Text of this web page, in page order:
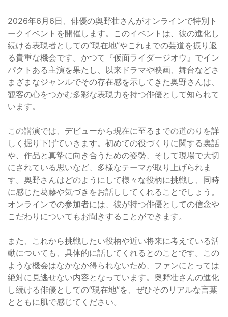
2026年6月6日、俳優の奥野壮さんがオンラインで特別ト
ークイベントを開催します。このイベントは、彼の進化し
続ける表現者としての“現在地”やこれまでの芸道を振り返
る貴重な機会です。かつて『仮面ライダージオウ』でイン
パクトある主演を果たし、以来ドラマや映画、舞台などさ
まざまなジャンルでその存在感を示してきた奥野さんは、
観客の心をつかむ多彩な表現力を持つ俳優として知られて
います。
この講演では、デビューから現在に至るまでの道のりを詳
しく掘り下げていきます。初めての役づくりに関する裏話
や、作品と真摯に向き合うための姿勢、そして現場で大切
にされている思いなど、多様なテーマが取り上げられま
す。奥野さんはどのようにして様々な役柄に挑戦し、同時
に感じた葛藤や気づきをお話ししてくれることでしょう。
オンラインでの参加者には、彼が持つ俳優としての信念や
こだわりについてもお聞きすることができます。
また、これから挑戦したい役柄や近い将来に考えている活
動についても、具体的に話してくれるとのことです。この
ような機会はなかなか得られないため、ファンにとっては
絶対に見逃せない内容となっています。奥野壮さんの進化
し続ける俳優としての“現在地”を、ぜひそのリアルな言葉
とともに肌で感じてください。